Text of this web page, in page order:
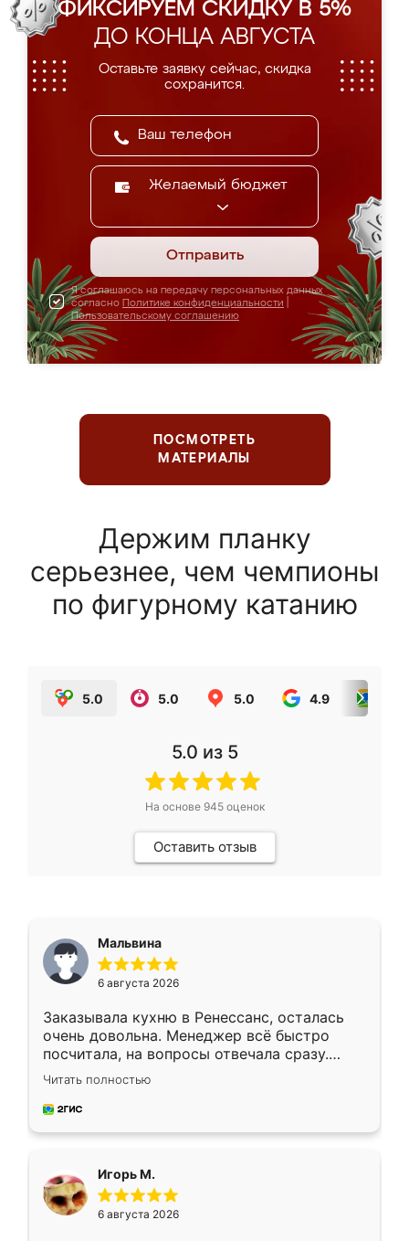
ФИКСИРУЕМ СКИДКУ В 5%
ДО КОНЦА АВГУСТА
Оставьте заявку сейчас, скидка
сохранится.
Желаемый бюджет
Отправить
Я соглашаюсь на передачу персональных данных
согласно Политике конфиденциальности
Пользовательскому соглашению
ПОСМОТРЕТЬ
МАТЕРИАЛЫ
Держим планку
серьезнее, чем чемпионы
по фигурному катанию
5.0 5.0 5.0 4.9
5.0 из 5
На основе 945оценок
Оставить отзыв
Мальвина
6 августа 2026
Заказывала кухню в Ренессанс, осталась
очень довольна. Менеджер всё быстро
посчитала, на вопросы отвечала сразу.
Замерщик приехал в субботу, подошёл к
делу со всей ответственностью. Собрали
за день, ребята работали аккуратно, даже
Читать полностью
Игорь М.
6 августа 2026